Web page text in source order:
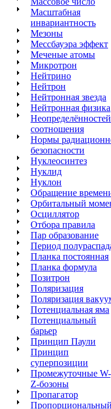
Масштабная
инвариантность
Мезоны
Мессбауэра эффект
Меченые атомы
Микротрон
Нейтрино
Нейтрон
Нейтронная звезда
Нейтронная физика
Неопределённостей
соотношения
Нормы
безопасности
Нуклеосинтез
Нуклид
Нуклон
Обращение
Орбитальный
Осциллятор
Отбора правила
Пар образование
Период
Планка постоянная
Планка формула
Позитрон
Поляризация
Поляризация
Потенциальная яма
Потенциальный
барьер
Принцип Паули
Принцип
суперпозиции
Промежуточные
Z-бозоны
Пропагатор
Пропорциональный